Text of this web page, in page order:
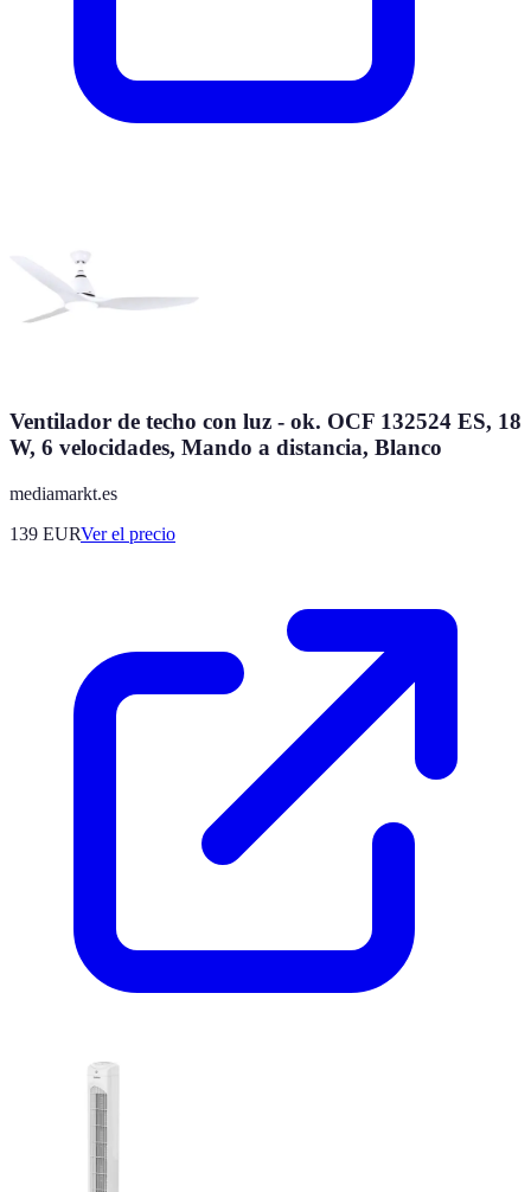
Ventilador de techo con luz - ok. OCF 132524 ES, 18
W, 6 velocidades, Mando a distancia, Blanco
mediamarkt.es
139 EURVer el precio